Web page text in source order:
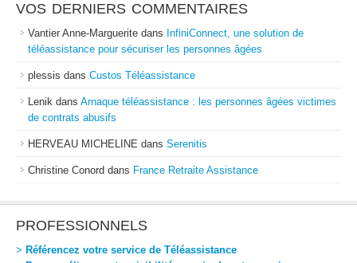
VOS DERNIERS COMMENTAIRES
Vantier Anne-Marguerite dans InfiniConnect, une solution de
téléassistance pour sécuriser les personnes âgées
plessis dans Custos Téléassistance
Lenik dans Arnaque téléassistance : les personnes âgées victimes
de contrats abusifs
HERVEAU MICHELINE dans Serenitis
Christine Conord dans France Retraite Assistance
PROFESSIONNELS
> Référencez votre service de Téléassistance